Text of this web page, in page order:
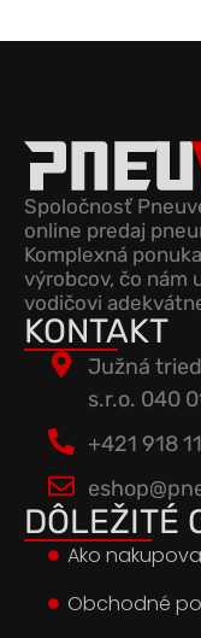
Spoločnosť
online predaj
Komplexná
výrobcov, čo nám
vodičovi
KONTAKT
Južná
s.r.o. 040
+421 918
DÔLEŽITÉ
Ako
Obchodné